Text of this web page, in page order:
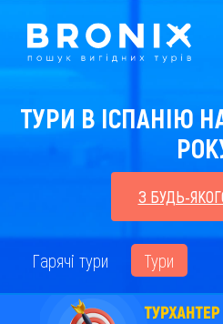
ТУРИ В ІСПАНІЮ
З БУДЬ-
Гарячі тури Тури